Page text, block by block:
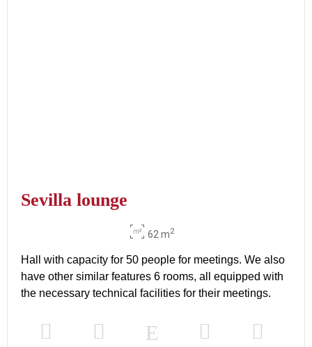
Sevilla lounge
62 m2
Hall with capacity for 50 people for meetings. We also
have other similar features 6 rooms, all equipped with
the necessary technical facilities for their meetings.